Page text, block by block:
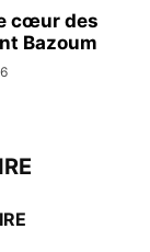
cœur des
Bazoum